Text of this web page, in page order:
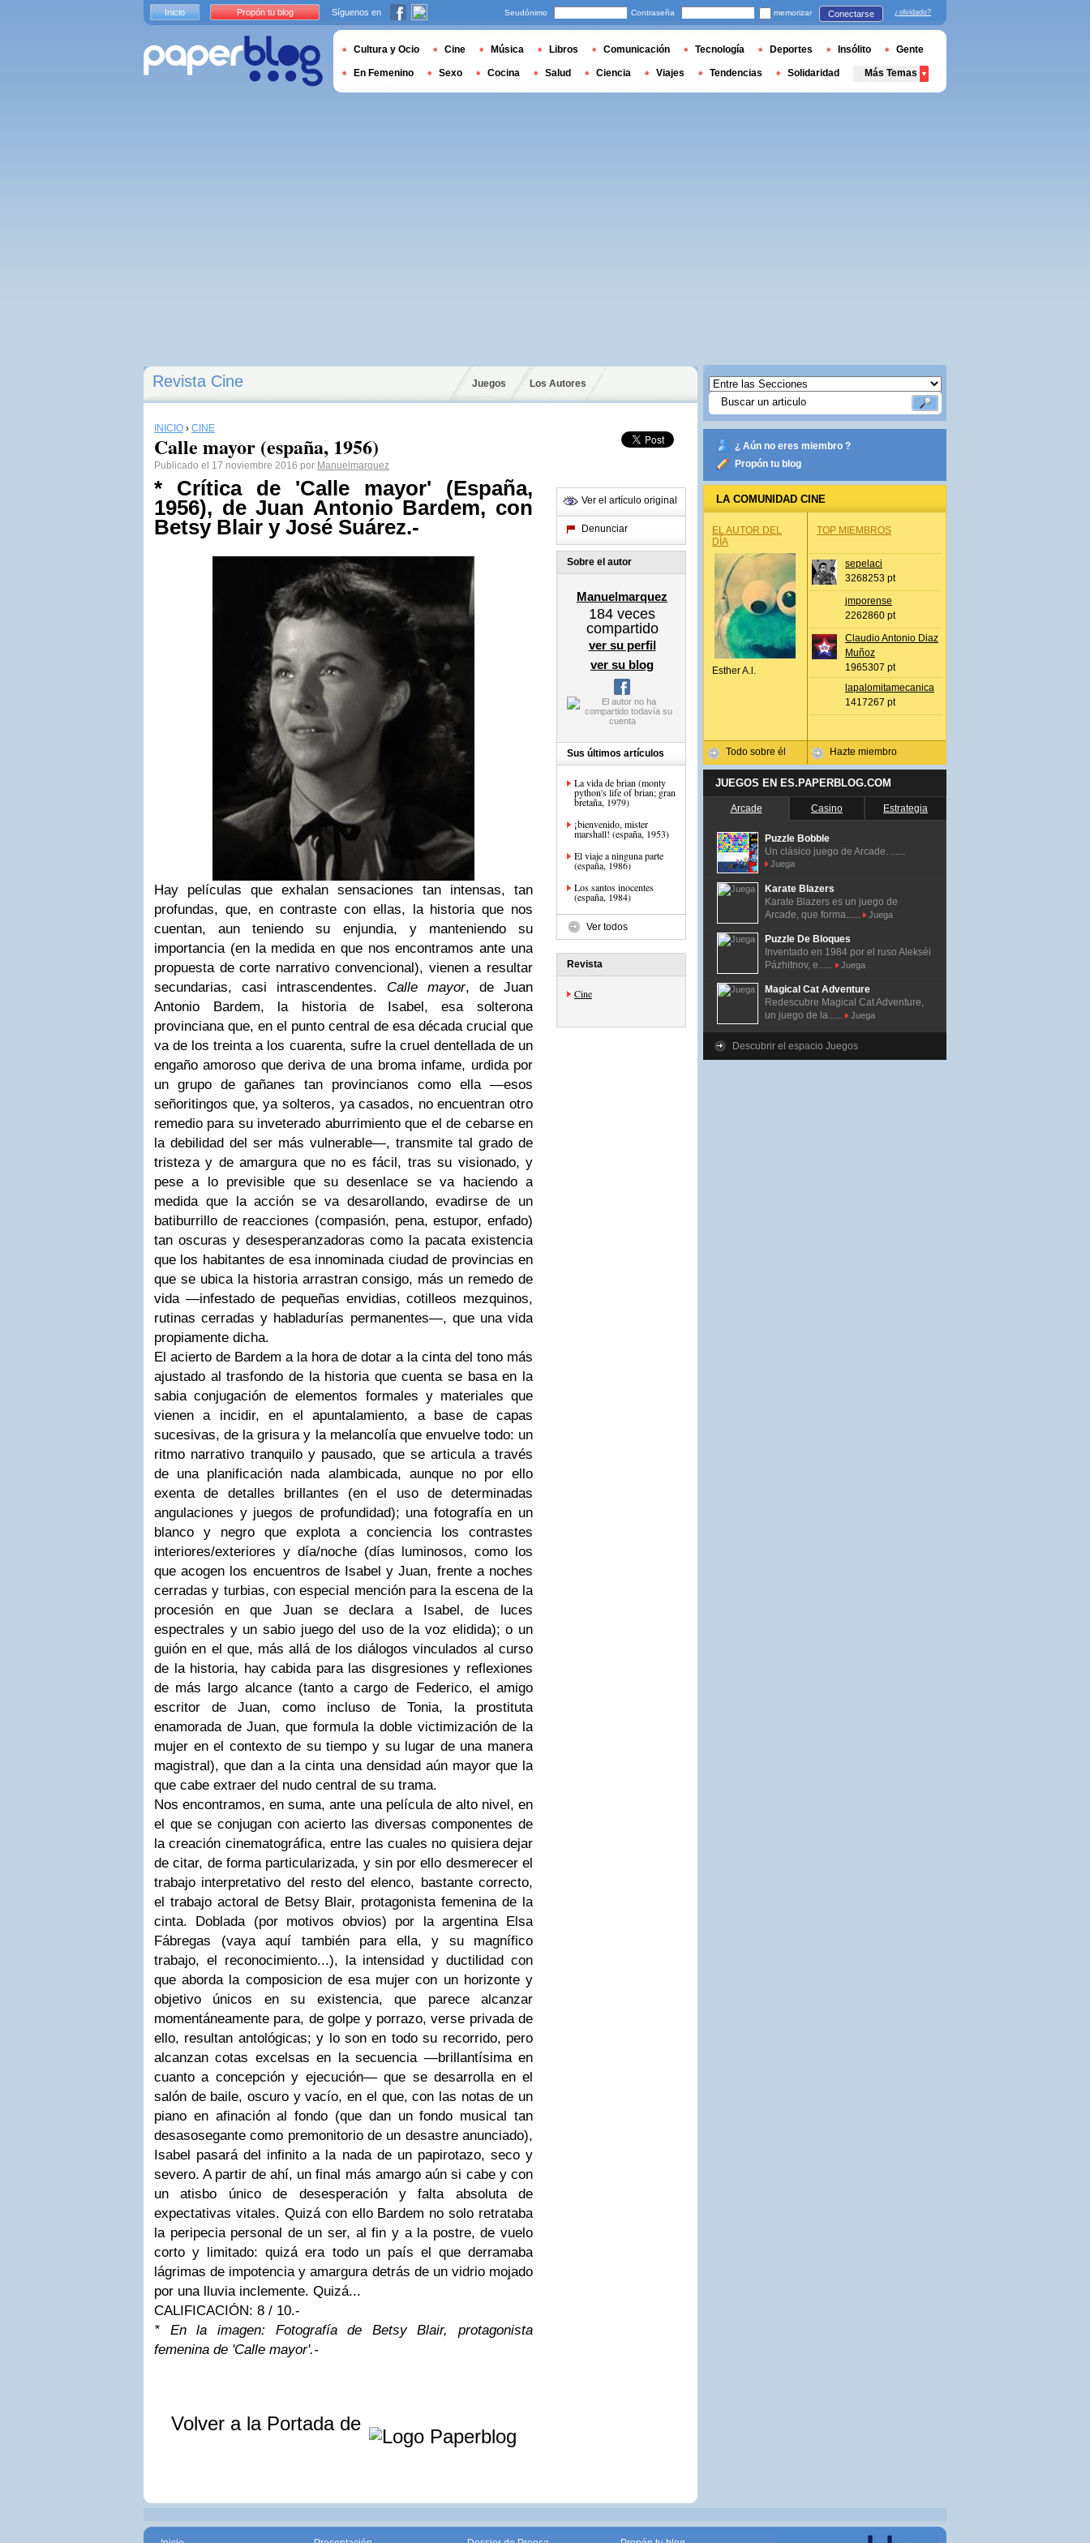
Revista Cine Juegos Los Autores
INICIO › CINE
Calle mayor (españa, 1956)
Publicado el 17 noviembre 2016 por Manuelmarquez
* Crítica de 'Calle mayor' (España,
1956), de Juan Antonio Bardem, con
Betsy Blair y José Suárez.-
Hay películas que exhalan sensaciones tan intensas, tan
profundas, que, encontraste con ellas, la historia que nos
cuentan, aun teniendo su enjundia, y manteniendo su
importancia (en la medida en que nos encontramos ante una
propuesta de corte narrativo convencional), vienen a resultar
secundarias, casi intrascendentes. Calle mayor, de Juan
Antonio Bardem, la historia de Isabel, esa solterona
provinciana que, en el punto central de esa década crucial que
va de los treinta a los cuarenta, sufre la cruel dentellada de un
engaño amoroso que deriva de una broma infame, urdida por
un grupo de gañanes tan provincianos como ella —esos
señoritingos que, ya solteros, ya casados, no encuentran otro
remedio para su inveterado aburrimiento que el de cebarse en
la debilidad del ser más vulnerable—, transmite tal grado de
tristeza y de amargura que no es fácil, tras su visionado, y
pese a lo previsible que su desenlace se va haciendo a
medida que la acción se va desarollando, evadirse de un
batiburrillo de reacciones (compasión, pena, estupor, enfado)
tan oscuras y desesperanzadoras como la pacata existencia
que los habitantes de esa innominada ciudad de provincias en
que se ubica la historia arrastran consigo, más un remedo de
vida —infestado de pequeñas envidias, cotilleos mezquinos,
rutinas cerradas y habladurías permanentes—, que una vida
propiamente dicha.
El acierto de Bardem a la hora de dotar a la cinta del tono más
ajustado al trasfondo de la historia que cuenta se basa en la
sabia conjugación de elementos formales y materiales que
vienen a incidir, en el apuntalamiento, a base de capas
sucesivas, de la grisura y la melancolía que envuelve todo: un
ritmo narrativo tranquilo y pausado, que se articula a través
de una planificación nada alambicada, aunque no por ello
exenta de detalles brillantes (en el uso de determinadas
angulaciones y juegos de profundidad); una fotografía en un
blanco y negro que explota a conciencia los contrastes
interiores/exteriores y día/noche (días luminosos, como los
que acogen los encuentros de Isabel y Juan, frente a noches
cerradas y turbias, con especial mención para la escena de la
procesión en que Juan se declara a Isabel, de luces
espectrales y un sabio juego del uso de la voz elidida); o un
guión en el que, más allá de los diálogos vinculados al curso
de la historia, hay cabida para las disgresiones y reflexiones
de más largo alcance (tanto a cargo de Federico, el amigo
escritor de Juan, como incluso de Tonia, la prostituta
enamorada de Juan, que formula la doble victimización de la
mujer en el contexto de su tiempo y su lugar de una manera
magistral), que dan a la cinta una densidad aún mayor que la
que cabe extraer del nudo central de su trama.
Nos encontramos, en suma, ante una película de alto nivel, en
el que se conjugan con acierto las diversas componentes de
la creación cinematográfica, entre las cuales no quisiera dejar
de citar, de forma particularizada, y sin por ello desmerecer el
trabajo interpretativo del resto del elenco, bastante correcto,
el trabajo actoral de Betsy Blair, protagonista femenina de la
cinta. Doblada (por motivos obvios) por la argentina Elsa
Fábregas (vaya aquí también para ella, y su magnífico
trabajo, el reconocimiento...), la intensidad y ductilidad con
que aborda la composicion de esa mujer con un horizonte y
objetivo únicos en su existencia, que parece alcanzar
momentáneamente para, de golpe y porrazo, verse privada de
ello, resultan antológicas; y lo son en todo su recorrido, pero
alcanzan cotas excelsas en la secuencia —brillantísima en
cuanto a concepción y ejecución— que se desarrolla en el
salón de baile, oscuro y vacío, en el que, con las notas de un
piano en afinación al fondo (que dan un fondo musical tan
desasosegante como premonitorio de un desastre anunciado),
Isabel pasará del infinito a la nada de un papirotazo, seco y
severo. A partir de ahí, un final más amargo aún si cabe y con
un atisbo único de desesperación y falta absoluta de
expectativas vitales. Quizá con ello Bardem no solo retrataba
la peripecia personal de un ser, al fin y a la postre, de vuelo
corto y limitado: quizá era todo un país el que derramaba
lágrimas de impotencia y amargura detrás de un vidrio mojado
por una lluvia inclemente. Quizá...
CALIFICACIÓN: 8 / 10.-
* En la imagen: Fotografía de Betsy Blair, protagonista
femenina de 'Calle mayor'.-
Volver a la Portada de
Ver el artículo original
Denunciar
Sobre el autor
Manuelmarquez
184 veces
compartido
ver su perfil
ver su blog
Sus últimos artículos
La vida de brian (monty
python's life of brian; gran
bretaña, 1979)
¡bienvenido, mister
marshall! (españa, 1953)
El viaje a ninguna parte
(españa, 1986)
Los santos inocentes
(españa, 1984)
Ver todos
Revista
Cine
¿ Aún no eres miembro ?
Propón tu blog
LA COMUNIDAD CINE
EL AUTOR DEL
DÍA
Esther A.l.
Todo sobre él
TOP MIEMBROS
sepelaci
3268253 pt
jmporense
2262860 pt
Claudio Antonio Diaz
Muñoz
1965307 pt
lapalomitamecanica
1417267 pt
Hazte miembro
JUEGOS EN ES.PAPERBLOG.COM
Arcade Casino Estrategia
Puzzle Bobble
Un clásico juego de Arcade. ......
Juega
Karate Blazers
Karate Blazers es un juego de
Arcade, que forma......
Juega
Puzzle De Bloques
Inventado en 1984 por el ruso Alekséi
Pázhitnov, e......
Juega
Magical Cat Adventure
Redescubre Magical Cat Adventure,
un juego de la......
Juega
Descubrir el espacio Juegos
Inicio Propón tu blog Síguenos en Seudónimo Contraseña memorizar Conectarse ¿olvidado?
Cultura y Ocio Cine Música Libros Comunicación Tecnología Deportes Insólito Gente
En Femenino Sexo Cocina Salud Ciencia Viajes Tendencias Solidaridad Más Temas